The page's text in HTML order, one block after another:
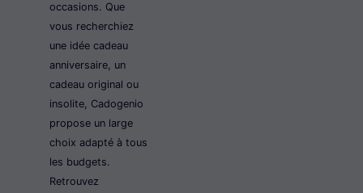
occasions. Que
vous recherchiez
une idée cadeau
anniversaire, un
cadeau original ou
insolite, Cadogenio
propose un large
choix adapté à tous
les budgets.
Retrouvez